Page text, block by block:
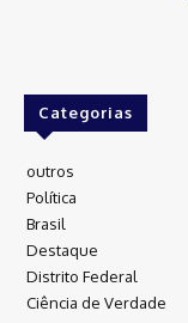
Categorias
outros
Política
Brasil
Destaque
Distrito Federal
Ciência de Verdade